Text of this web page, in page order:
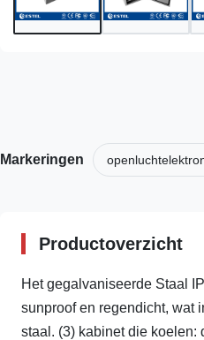
Markeringen
Productoverzicht
Het gegalvaniseerde Staal
sunproof en regendicht, wat
staal. (3) kabinet die koelen: